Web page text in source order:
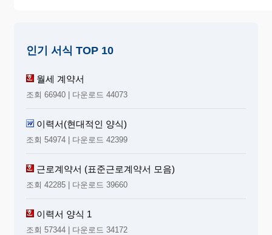
인기 서식 TOP 10
월세 계약서
조회 66940 | 다운로드 44073
이력서(현대적인 양식)
조회 54974 | 다운로드 42399
근로계약서 (표준근로계약서 모음)
조회 42285 | 다운로드 39660
이력서 양식 1
조회 57344 | 다운로드 34172